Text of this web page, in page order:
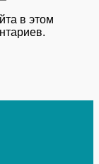
в этом